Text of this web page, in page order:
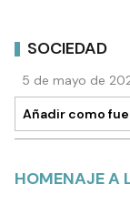
SOCIEDAD
5 de mayo de
Añadir como
HOMENAJE A